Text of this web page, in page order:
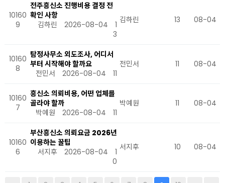
10160
9
전주흥신소 진행비용 결정 전
확인 사항
김하린
2026-08-04
1
3
김하린 13 08-04
10160
8
탐정사무소 외도조사, 어디서
부터 시작해야 할까요
전민서
2026-08-04 11
전민서 11 08-04
10160
7
흥신소 의뢰비용, 어떤 업체를
골라야 할까
박예원
2026-08-04 11
박예원 11 08-04
10160
6
부산흥신소 의뢰요금 2026년
이용하는 꿀팁
서지후
2026-08-04
1
0
서지후 10 08-04